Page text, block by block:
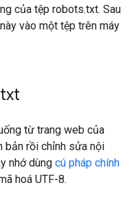
của tệp robots.txt. Sau
vào một tệp trên máy
txt
từ trang web của
bản rồi chỉnh sửa nội
nhớ dùng cú pháp chính
hoá UTF-8.